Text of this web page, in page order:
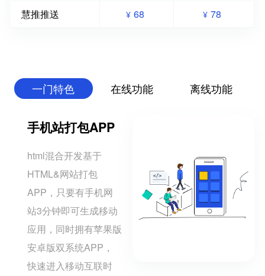
慧推推送
¥ 68 ¥ 78
一门特色 在线功能 离线功能
手机站打包APP
html混合开发基于
HTML&网站打包
APP，只要有手机网
站3分钟即可生成移动
应用，同时拥有苹果版
安卓版双系统APP，
快速进入移动互联时